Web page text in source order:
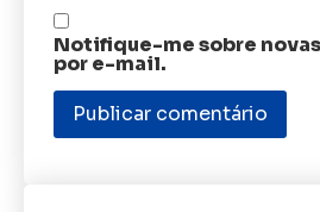
Notifique-me sobre
por e-mail.